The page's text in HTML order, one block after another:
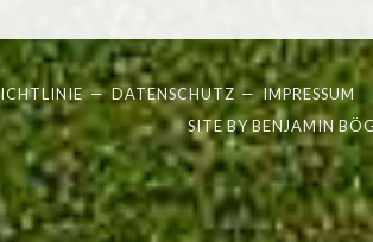
— DATENSCHUTZ —IMPRESSUM
SITE BYBENJAMIN